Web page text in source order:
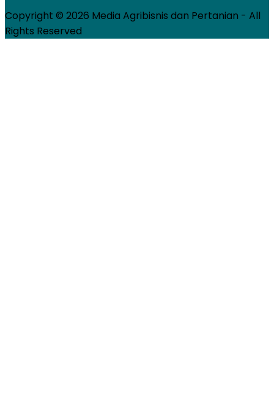
Copyright © 2026 Media Agribisnis dan Pertanian - All
Rights Reserved